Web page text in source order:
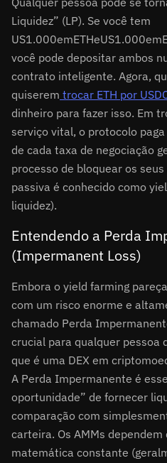
Liquidez” (LP). Se você tem
US1.000emETHeUS1.000em
você pode depositar ambos
contrato inteligente. Agora,
quiserem trocar ETH por
dinheiro para fazer isso. Em
serviço vital, o protocolo
de cada taxa de negociação
processo de bloquear os
passiva é conhecido como
liquidez).
Entendendo a Perda
(Impermanent Loss)
Embora o yield farming
com um risco enorme e
chamado Perda
crucial para qualquer pessoa
que é uma DEX em
A Perda Impermanente é
oportunidade” de fornecer
comparação com
carteira. Os AMMs
matemática constante